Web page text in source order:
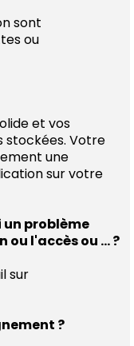
sont
ou
et vos
stockées. Votre
une
sur votre
problème
l'accès ou ... ?
sur
?